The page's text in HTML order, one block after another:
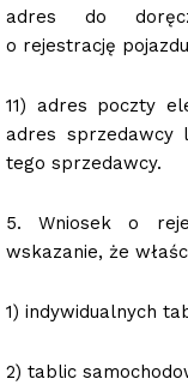
adres do
o rejestrację
11) adres poczty
adres sprzedawcy
tego sprzedawcy.
5. Wniosek o
wskazanie, że
1) indywidualnych
2) tablic